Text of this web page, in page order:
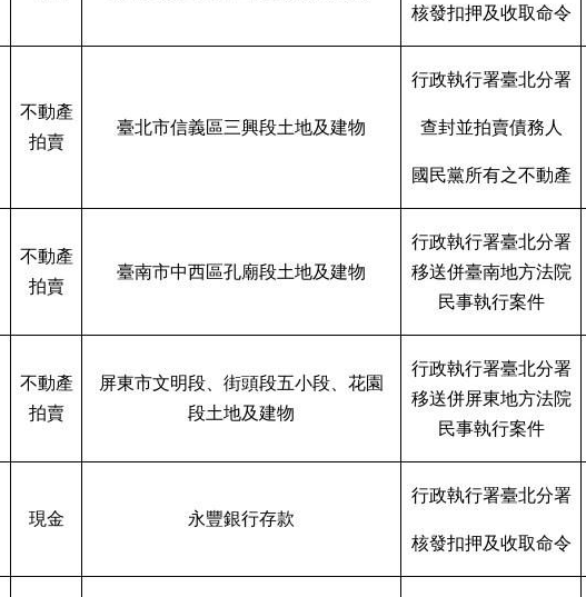
核發扣押及收取命令
不動產
拍賣
臺北市信義區三興段土地及建物
行政執行署臺北分署
查封並拍賣債務人
國民黨所有之不動產
不動產
拍賣
臺南市中西區孔廟段土地及建物
行政執行署臺北分署
移送併臺南地方法院
民事執行案件
不動產
拍賣
屏東市文明段、街頭段五小段、花園
段土地及建物
行政執行署臺北分署
移送併屏東地方法院
民事執行案件
現金 永豐銀行存款
行政執行署臺北分署
核發扣押及收取命令